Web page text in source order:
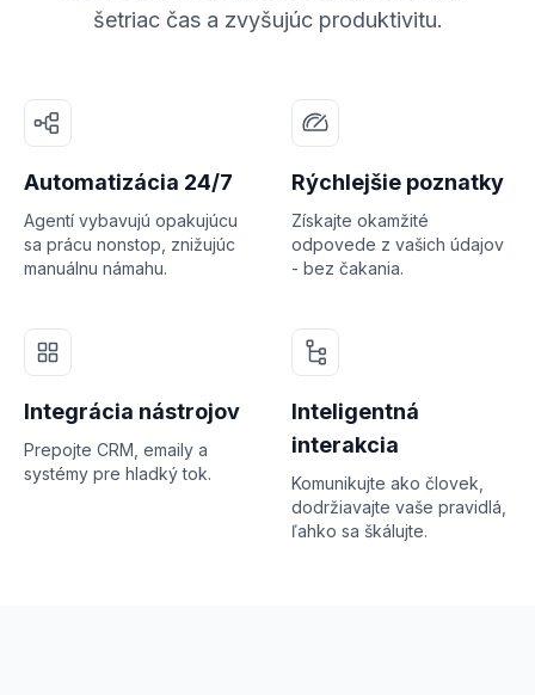
šetriac čas a zvyšujúc produktivitu.
Automatizácia 24/7
Agentí vybavujú opakujúcu
sa prácu nonstop, znižujúc
manuálnu námahu.
Rýchlejšie poznatky
Získajte okamžité
odpovede z vašich údajov
- bez čakania.
Integrácia nástrojov
Prepojte CRM, emaily a
systémy pre hladký tok.
Inteligentná
interakcia
Komunikujte ako človek,
dodržiavajte vaše pravidlá,
ľahko sa škálujte.